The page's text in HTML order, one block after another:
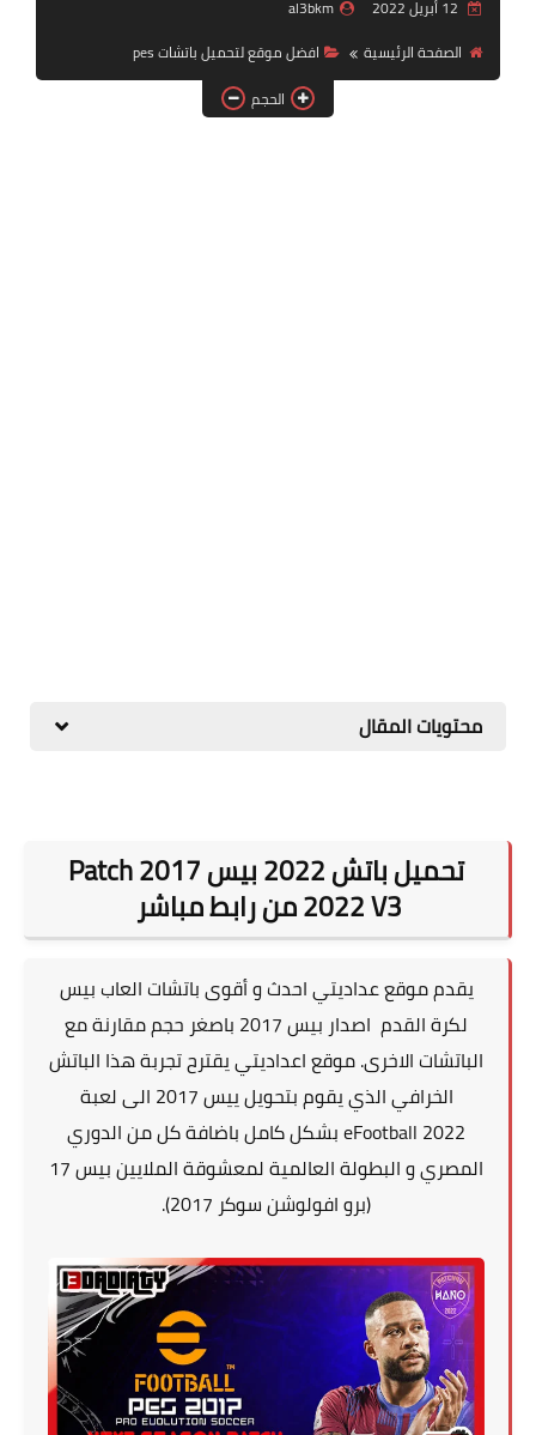
al3bkm
الصفحة الرئيسية
افضل موقع لتحميل باتشات pes
الحجم
محتويات المقال
تحميل باتش 2022 بيس 2017 Patch
2022 V3 من رابط مباشر
يقدم موقع عداديتي احدث و أقوى باتشات العاب بيس
لكرة القدم اصدار بيس 2017 باصغر حجم مقارنة مع
الباتشات الاخرى. موقع اعداديتي يقترح تجربة هذا الباتش
الخرافي الذي يقوم بتحويل ييس 2017 الى لعبة
eFootball 2022 بشكل كامل باضافة كل من الدوري
المصري و البطولة العالمية لمعشوقة الملايين بيس 17
(برو افولوشن سوكر 2017).